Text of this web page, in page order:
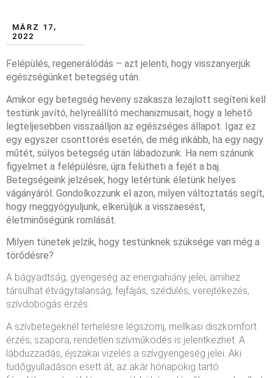
MÄRZ 17,
2022
Felépülés, regenerálódás – azt jelenti, hogy visszanyerjük
egészségünket betegség után.
Amikor egy betegség heveny szakasza lezajlott segíteni kell
testünk javító, helyreállító mechanizmusait, hogy a lehető
legteljesebben visszaálljon az egészséges állapot. Igaz ez
egy egyszer csonttörés esetén, de még inkább, ha egy nagy
műtét, súlyos betegség után lábadozunk. Ha nem szánunk
figyelmet a felépülésre, újra felütheti a fejét a baj.
Betegségeink jelzések, hogy letértünk életünk helyes
vágányáról. Gondolkozzunk el azon, milyen változtatás segít,
hogy meggyógyuljunk, elkerüljük a visszaesést,
életminőségünk romlását.
Milyen tünetek jelzik, hogy testünknek szüksége van még a
törődésre?
A bágyadtság, gyengeség az energiahiány jelei, amihez
társulhat étvágytalanság, fejfájás, szédülés, verejtékezés,
szívdobogás érzés.
A szívbetegeknél terhelésre légszomj, mellkasi diszkomfort
érzés, szapora, rendetlen szívműködés is jelentkezhet. A
lábduzzadás, éjszakai vizelés a szívgyengeség jelei. Aki
tüdőgyulladáson esett át, az akár hónapokig tartó